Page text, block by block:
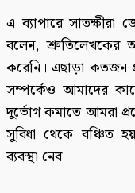
এ ব্যাপারে সাতক্ষীরা
বলেন, শ্রুতিলেখকের
করেনি। এছাড়া কতজন
সম্পর্কেও আমাদের
দুর্ভোগ কমাতে আমরা
সুবিধা থেকে বঞ্চিত
ব্যবস্থা নেব।